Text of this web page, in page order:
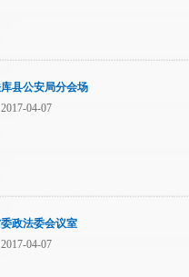
县公安局分会场
04-07
政法委会议室
04-07